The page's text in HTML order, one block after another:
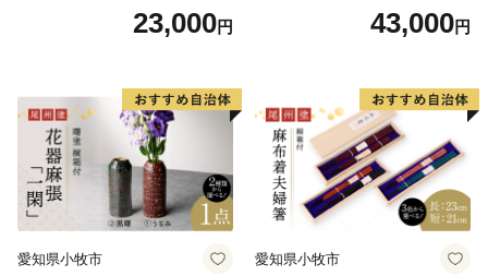
漆器 漆器工芸 工芸品 芸術性
実用性 抗菌性 美味しく安全
ウイルス効果 お取り寄せ 愛
知県 小牧市 送料無料
23,000円
漆 漆器 漆器工芸 工芸品 芸術
性 実用性 抗菌性 美味しく安
抗ウイルス効果 お取り寄せ
愛知県 小牧市 送料無料
43,000円
愛知県小牧市 愛知県小牧市